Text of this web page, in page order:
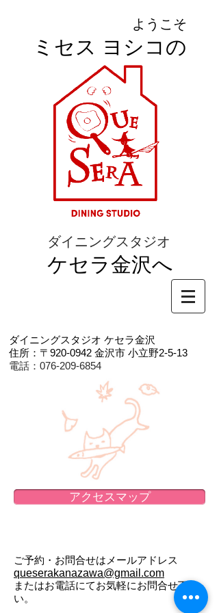
ようこそ
ミセス ヨシコの
ダイニングスタジオ
ケセラ金沢へ
ダイニングスタジオ ケセラ金沢
住所：〒920-0942 金沢市 小立野2-5-13
電話：076-209-6854
アクセスマップ
ご予約・お問合せはメールアドレス
queserakanazawa@gmail.com
またはお電話にてお気軽にお問合せ下さ
い。